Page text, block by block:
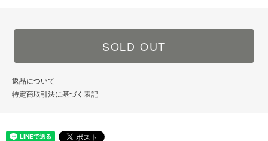
SOLD OUT
返品について
特定商取引法に基づく表記